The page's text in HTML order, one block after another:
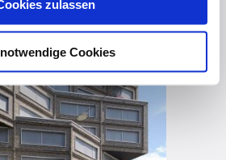
Impressum.
zulassen
Cookies